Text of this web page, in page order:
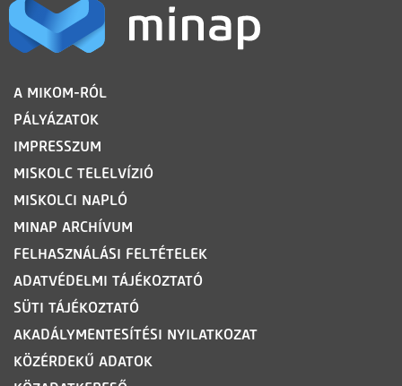
LÁBLÉC
A MIKOM-RÓL
PÁLYÁZATOK
IMPRESSZUM
MISKOLC TELELVÍZIÓ
MISKOLCI NAPLÓ
MINAP ARCHÍVUM
FELHASZNÁLÁSI FELTÉTELEK
ADATVÉDELMI TÁJÉKOZTATÓ
SÜTI TÁJÉKOZTATÓ
AKADÁLYMENTESÍTÉSI NYILATKOZAT
KÖZÉRDEKŰ ADATOK